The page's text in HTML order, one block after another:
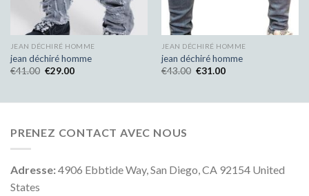
JEAN DÉCHIRÉ HOMME
jean déchiré homme
€41.00 €29.00
JEAN DÉCHIRÉ HOMME
jean déchiré homme
€43.00 €31.00
PRENEZ CONTACT AVEC NOUS
Adresse:4906 Ebbtide Way, San Diego, CA 92154 United
States